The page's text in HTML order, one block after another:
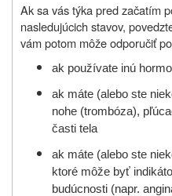
Ak sa vás týka pred začatím
nasledujúcich stavov,
vám potom môže odporučiť
ak používate inú
ak máte (alebo ste
nohe (trombóza),
časti tela
ak máte (alebo ste
ktoré môže byť
budúcnosti (napr.